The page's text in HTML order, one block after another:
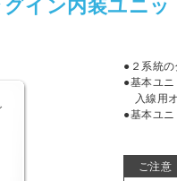
イン内装ユニ
●２系統の
●基本ユニ
入線用オ
●基本ユ
ご注意